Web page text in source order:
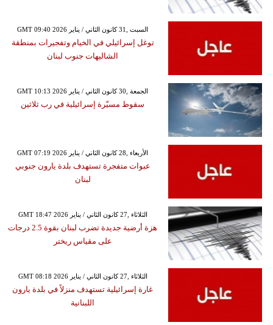
GMT 09:40 2026 السبت ,31 كانون الثاني / يناير
توغل إسرائيلي في الخيام وتفجيرات بمنطقة
الشاليهات جنوب لبنان
GMT 10:13 2026 الجمعة ,30 كانون الثاني / يناير
سقوط مسيّرة إسرائيلية في رب ثلاثين
GMT 07:19 2026 الأربعاء ,28 كانون الثاني / يناير
عبوات متفجرة تستهدف بلدة يارون جنوبي
لبنان
GMT 18:47 2026 الثلاثاء ,27 كانون الثاني / يناير
هزة أرضية جديدة تضرب لبنان بقوة 2.5 درجات
على مقياس ريختر
GMT 08:18 2026 الثلاثاء ,27 كانون الثاني / يناير
غارة إسرائيلية تستهدف منزلاً في بلدة يارون
اللبنانية